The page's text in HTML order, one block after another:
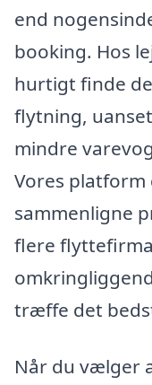
end
booking. Hos
hurtigt finde
flytning,
mindre
Vores
sammenligne
flere
træffe det
Når du vælger